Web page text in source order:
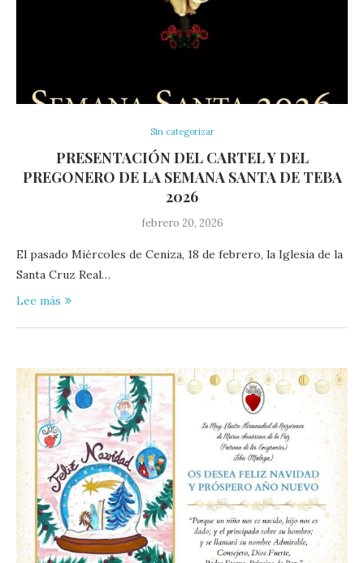
Sin categorizar
PRESENTACIÓN DEL CARTEL Y DEL
PREGONERO DE LA SEMANA SANTA DE TEBA
2026
febrero 20, 2026
El pasado Miércoles de Ceniza, 18 de febrero, la Iglesia de la
Santa Cruz Real…
Lee más